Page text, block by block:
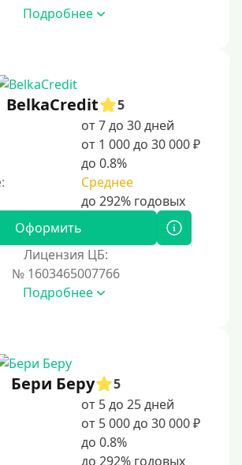
Подробнее
BelkaCredit
5
от 7 до 30 дней
от 1 000 до 30 000 ₽
до 0.8%
Среднее
Оформить
Лицензия ЦБ:
№ 1603465007766
Подробнее
Бери Беру
5
от 5 до 25 дней
от 5 000 до 30 000 ₽
до 0.8%